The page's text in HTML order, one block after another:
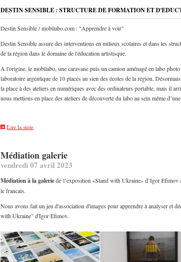
DESTIN SENSIBLE : STRUCTURE DE FORMATION ET
Destin Sensible / mobilabo.com : "Apprendre à voir"
Destin Sensible assure des interventions en milieux scolaires et dans les
de la région dans le domaine de l'éducation artistisque.
A l'origine, le mobilabo, une caravane puis un camion aménagé en labo photo
laboratoire argentique de 10 places au sien des écoles de la région.
la place à des ateliers en numériques avec des ordinateurs portable, mais il
nous mettions en place des ateliers de découverte du labo au sein même
Lire la suite
Médiation galerie
vendredi 07 avril 2023
Médiation à la galeriede l’exposition «Stand with Ukraine» d’Igor Efimov
le francais.
Nous avons fait un jeu d'association d'images pour apprendre à analyser et
with Ukraine" d'Igor Efimov.